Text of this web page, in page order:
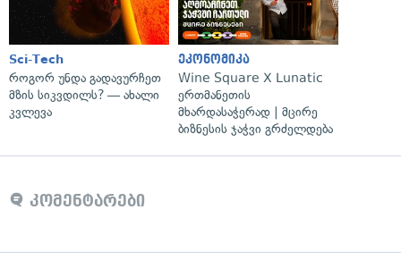
Sci-Tech
როგორ უნდა გადავურჩეთ
მზის სიკვდილს? — ახალი
კვლევა
ეკონომიკა
Wine Square X Lunatic
ერთმანეთის
მხარდასაჭერად | მცირე
ბიზნესის ჯაჭვი გრძელდება
კომენტარები